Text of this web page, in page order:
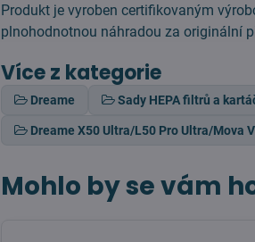
Produkt je vyroben certifikovaným
plnohodnotnou náhradou za originální
Více z kategorie
Dreame Sady HEPA filtrů a
Dreame X50 Ultra/L50 Pro Ultra/Mova
Mohlo by se vám